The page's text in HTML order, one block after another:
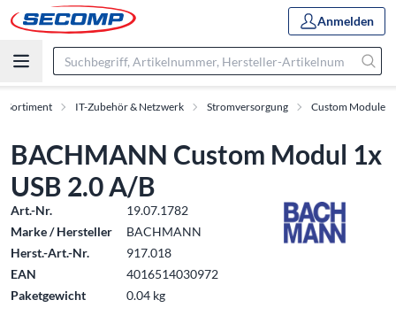
Anmelden
Sortiment IT-Zubehör & Netzwerk Stromversorgung Custom Module
BACHMANN Custom Modul 1x
USB 2.0 A/B
Art.-Nr.
19.07.1782
Marke / Hersteller
BACHMANN
Herst.-Art.-Nr.
917.018
EAN
4016514030972
Paketgewicht
0.04 kg